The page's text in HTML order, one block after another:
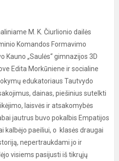
M. K. Čiurlionio dailės
Komandos Formavimo
Kauno „Saulės“ gimnazijos 3D
Edita Morkūniene ir socialine
edukatoriaus Tautvydo
dainas, piešinius sutelkti
laisvės ir atsakomybės
jautrus buvo pokalbis Empatijos
kalbėjo paeiliui, o klasės draugai
nepertraukdami jo ir
visiems pasijusti iš tikrųjų